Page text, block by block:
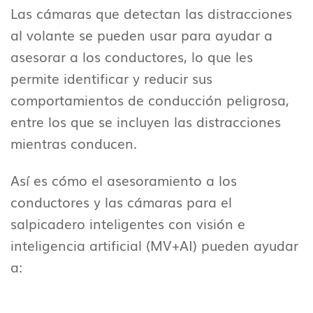
Las cámaras que detectan las distracciones
al volante se pueden usar para ayudar a
asesorar a los conductores, lo que les
permite identificar y reducir sus
comportamientos de conducción peligrosa,
entre los que se incluyen las distracciones
mientras conducen.
Así es cómo el asesoramiento a los
conductores y las cámaras para el
salpicadero inteligentes con visión e
inteligencia artificial (MV+AI) pueden ayudar
a: